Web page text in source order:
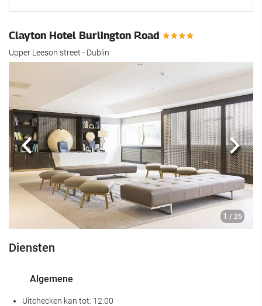
Clayton Hotel Burlington Road
Upper Leeson street - Dublin
1 / 25
Vorige
Diensten
Algemene
Uitchecken kan tot: 12:00